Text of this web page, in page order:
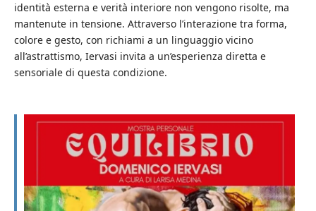
identità esterna e verità interiore non vengono risolte, ma
mantenute in tensione. Attraverso l’interazione tra forma,
colore e gesto, con richiami a un linguaggio vicino
all’astrattismo, Iervasi invita a un’esperienza diretta e
sensoriale di questa condizione.